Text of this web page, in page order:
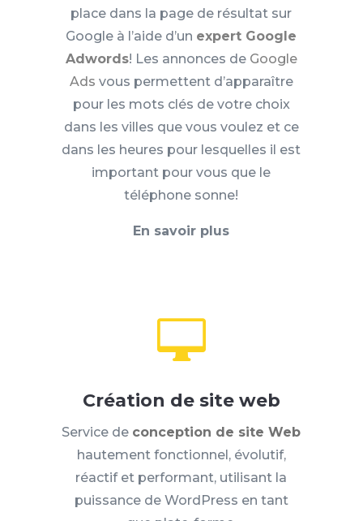
place dans la page de résultat sur
Google à l’aide d’un expert Google
Adwords! Les annonces de Google
Ads vous permettent d’apparaître
pour les mots clés de votre choix
dans les villes que vous voulez et ce
dans les heures pour lesquelles il est
important pour vous que le
téléphone sonne!
En savoir plus

Création de site web
Service de conception de site Web
hautement fonctionnel, évolutif,
réactif et performant, utilisant la
puissance de WordPress en tant